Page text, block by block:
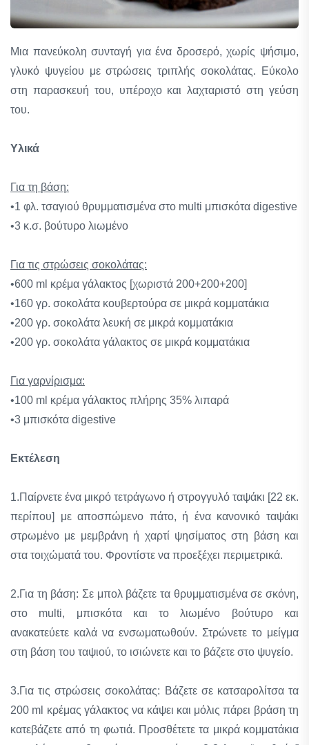
Μια πανεύκολη συνταγή για ένα δροσερό, χωρίς ψήσιμο,
γλυκό ψυγείου με στρώσεις τριπλής σοκολάτας. Εύκολο
στη παρασκευή του, υπέροχο και λαχταριστό στη γεύση
του.
Υλικά
Για τη βάση:
•1 φλ. τσαγιού θρυμματισμένα στο multi μπισκότα digestive
•3 κ.σ. βούτυρο λιωμένο
Για τις στρώσεις σοκολάτας:
•600 ml κρέμα γάλακτος [χωριστά 200+200+200]
•160 γρ. σοκολάτα κουβερτούρα σε μικρά κομματάκια
•200 γρ. σοκολάτα λευκή σε μικρά κομματάκια
•200 γρ. σοκολάτα γάλακτος σε μικρά κομματάκια
Για γαρνίρισμα:
•100 ml κρέμα γάλακτος πλήρης 35% λιπαρά
•3 μπισκότα digestive
Εκτέλεση
1.Παίρνετε ένα μικρό τετράγωνο ή στρογγυλό ταψάκι [22 εκ.
περίπου] με αποσπώμενο πάτο, ή ένα κανονικό ταψάκι
στρωμένο με μεμβράνη ή χαρτί ψησίματος στη βάση και
στα τοιχώματά του. Φροντίστε να προεξέχει περιμετρικά.
2.Για τη βάση: Σε μπολ βάζετε τα θρυμματισμένα σε σκόνη,
στο multi, μπισκότα και το λιωμένο βούτυρο και
ανακατεύετε καλά να ενσωματωθούν. Στρώνετε το μείγμα
στη βάση του ταψιού, το ισιώνετε και το βάζετε στο ψυγείο.
3.Για τις στρώσεις σοκολάτας: Βάζετε σε κατσαρολίτσα τα
200 ml κρέμας γάλακτος να κάψει και μόλις πάρει βράση τη
κατεβάζετε από τη φωτιά. Προσθέτετε τα μικρά κομματάκια